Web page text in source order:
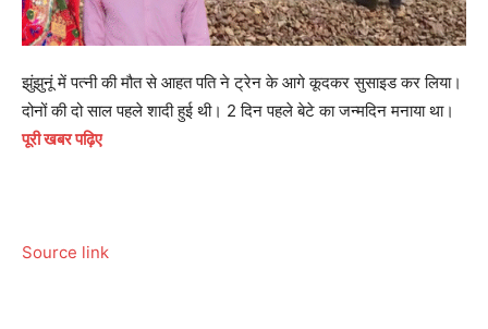
झुंझुनूं में पत्नी की मौत से आहत पति ने ट्रेन के आगे कूदकर सुसाइड कर लिया।
दोनों की दो साल पहले शादी हुई थी। 2 दिन पहले बेटे का जन्मदिन मनाया था।
पूरी खबर पढ़िए
Source link